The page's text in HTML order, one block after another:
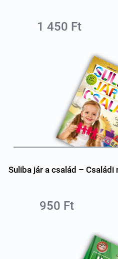
1 450 Ft
Suliba jár a család – Családi
950 Ft